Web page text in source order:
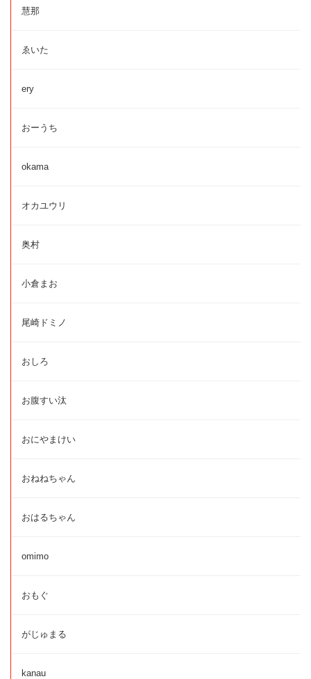
慧那
ゑいた
ery
おーうち
okama
オカユウリ
奥村
小倉まお
尾崎ドミノ
おしろ
お腹すい汰
おにやまけい
おねねちゃん
おはるちゃん
omimo
おもぐ
がじゅまる
kanau